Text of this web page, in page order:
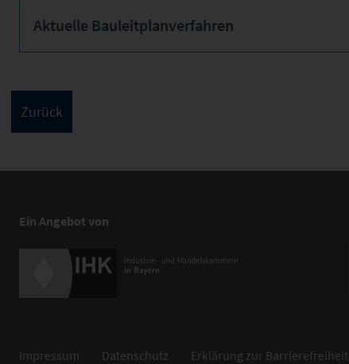
Aktuelle Bauleitplanverfahren
Ein Angebot von
Impressum Datenschutz Erklärung zur Barrierefreiheit